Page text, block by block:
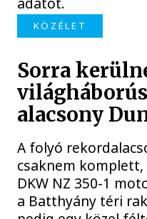
KÖZÉLET
Sorra
alacsony
A folyó
csaknem
DKW NZ 350-1
a Batthyány téri